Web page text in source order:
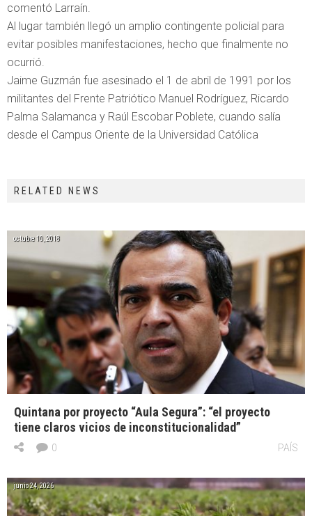
comentó Larraín.
Al lugar también llegó un amplio contingente policial para
evitar posibles manifestaciones, hecho que finalmente no
ocurrió.
Jaime Guzmán fue asesinado el 1 de abril de 1991 por los
militantes del Frente Patriótico Manuel Rodríguez, Ricardo
Palma Salamanca y Raúl Escobar Poblete, cuando salía
desde el Campus Oriente de la Universidad Católica
RELATED NEWS
octubre 10, 2018
Quintana por proyecto “Aula Segura”: “el proyecto
tiene claros vicios de inconstitucionalidad”
PAÍS
0
junio 24, 2026